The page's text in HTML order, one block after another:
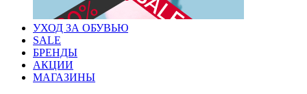
УХОД ЗА ОБУВЬЮ
SALE
БРЕНДЫ
АКЦИИ
МАГАЗИНЫ